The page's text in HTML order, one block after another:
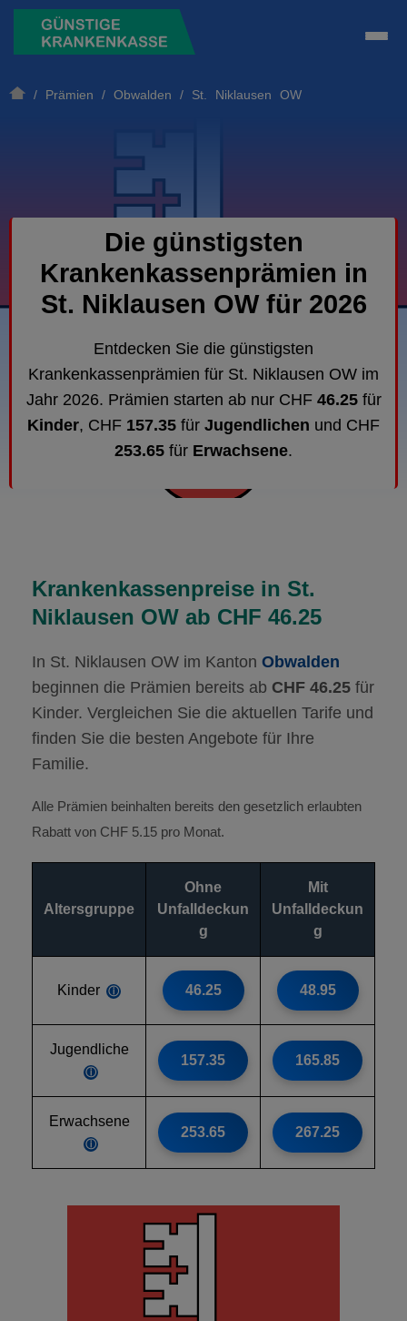
/ Prämien / Obwalden / St. Niklausen OW
Die günstigsten
Krankenkassenprämien in
St. Niklausen OW für 2026
Entdecken Sie die günstigsten
Krankenkassenprämien für St. Niklausen OW im
Jahr 2026. Prämien starten ab nur CHF 46.25für
Kinder, CHF 157.35 für Jugendlichen und CHF
253.65 für Erwachsene.
Krankenkassenpreise in St.
Niklausen OW ab CHF 46.25
In St. Niklausen OW im Kanton Obwalden
beginnen die Prämien bereits ab CHF 46.25 für
Kinder. Vergleichen Sie die aktuellen Tarife und
finden Sie die besten Angebote für Ihre
Familie.
Alle Prämien beinhalten bereits den gesetzlich erlaubten
Rabatt von CHF 5.15 pro Monat.
Altersgruppe
Ohne
Unfalldeckun
g
Mit
Unfalldeckun
g
Kinder ⓘ 46.25 48.95
Jugendliche
ⓘ
157.35 165.85
Erwachsene
ⓘ
253.65 267.25